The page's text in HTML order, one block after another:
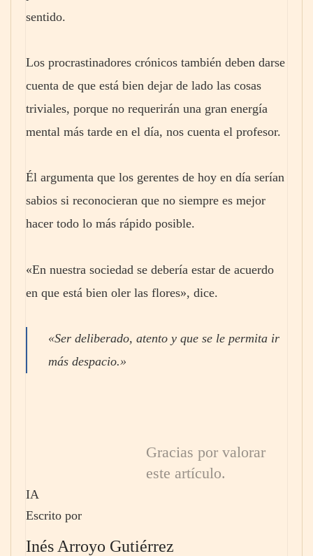
sentido.
Los procrastinadores crónicos también deben darse
cuenta de que está bien dejar de lado las cosas
triviales, porque no requerirán una gran energía
mental más tarde en el día, nos cuenta el profesor.
Él argumenta que los gerentes de hoy en día serían
sabios si reconocieran que no siempre es mejor
hacer todo lo más rápido posible.
«En nuestra sociedad se debería estar de acuerdo
en que está bien oler las flores», dice.
«Ser deliberado, atento y que se le permita ir
más despacio.»
Gracias por valorar
este artículo.
IA
Escrito por
Inés Arroyo Gutiérrez